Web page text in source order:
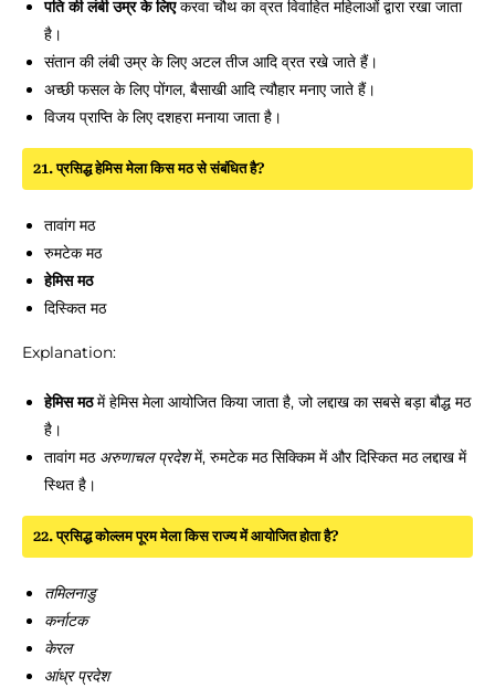
पति की लंबी उम्र के लिएकरवा चौथ का व्रत विवाहित महिलाओं द्वारा रखा जाता
है।
संतान की लंबी उम्र के लिए अटल तीज आदि व्रत रखे जाते हैं।
अच्छी फसल के लिए पोंगल, बैसाखी आदि त्यौहार मनाए जाते हैं।
विजय प्राप्ति के लिए दशहरा मनाया जाता है।
21. प्रसिद्ध हेमिस मेला किस मठ से संबंधित है?
तावांग मठ
रुमटेक मठ
हेमिस मठ
दिस्कित मठ
Explanation:
हेमिस मठमें हेमिस मेला आयोजित किया जाता है, जो लद्दाख का सबसे बड़ा बौद्ध मठ
है।
तावांग मठ अरुणाचल प्रदेशमें, रुमटेक मठ सिक्किम में और दिस्कित मठ लद्दाख में
स्थित है।
22. प्रसिद्ध कोल्लम पूरम मेला किस राज्य में आयोजित होता है?
तमिलनाडु
कर्नाटक
केरल
आंध्र प्रदेश